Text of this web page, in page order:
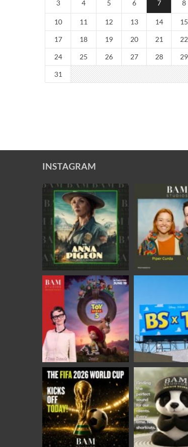
3 4 5 6 7 8
10 11 12 13 14 15
17 18 19 20 21 22
24 25 26 27 28 29
31
INSTAGRAM